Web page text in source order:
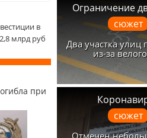
в
млрд руб
при
Ограничение
сюжет
Два участка улиц
из-за
сюжет
Отмечен